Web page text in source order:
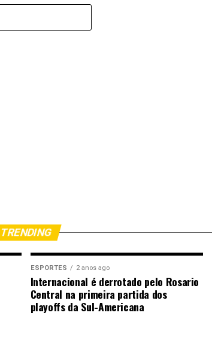
TRENDING
ESPORTES 2 anos ago
Internacional é derrotado pelo Rosario
Central na primeira partida dos
playoffs da Sul-Americana